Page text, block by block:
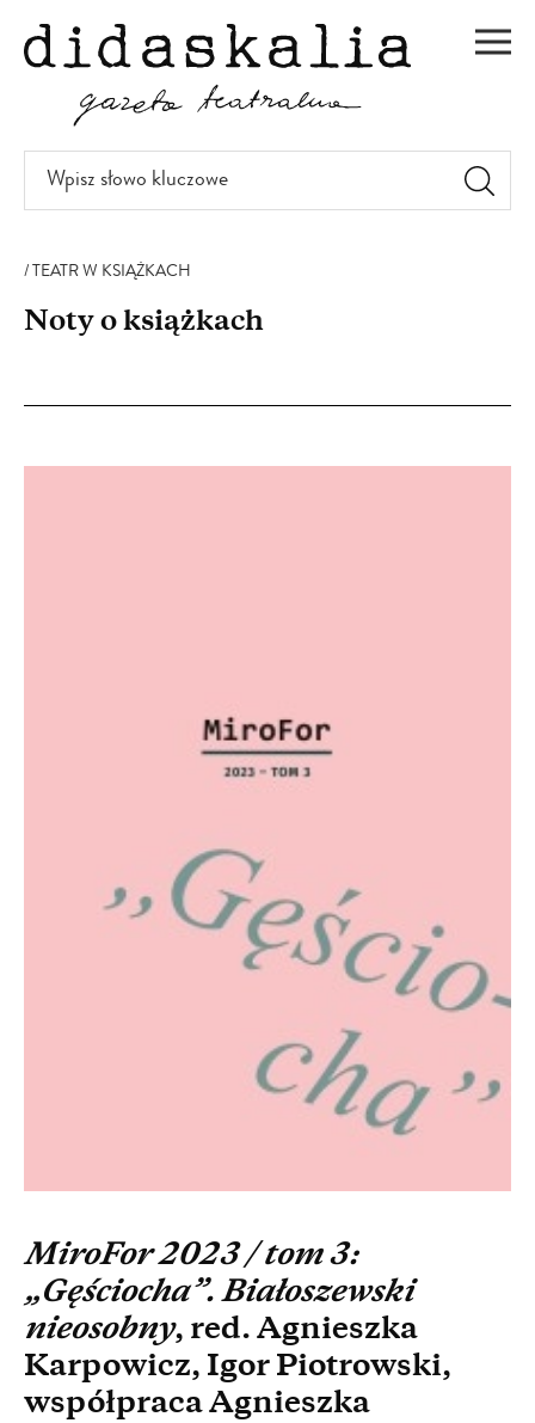
DO
TREŚCI
Wpisz
słowo
TEATR W KSIĄŻKACH
Noty o książkach
MiroFor 2023 / tom 3:
„Gęściocha”. Białoszewski
nieosobny, red. Agnieszka
Karpowicz, Igor Piotrowski,
współpraca Agnieszka